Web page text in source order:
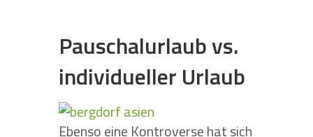
Pauschalurlaub vs.
individueller Urlaub
Ebenso eine Kontroverse hat sich